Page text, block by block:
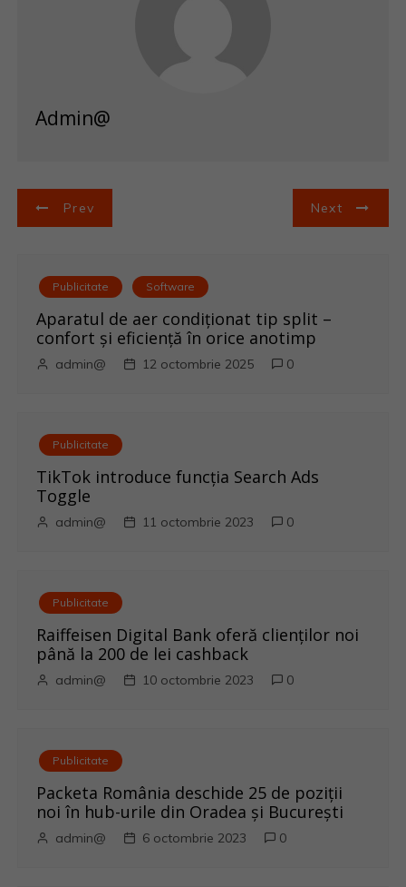
Admin@
N
Prev Next
Publicitate Software
Aparatul de aer condiționat tip split –
confort și eficiență în orice anotimp
admin@ 12 octombrie 2025 0
Publicitate
TikTok introduce funcția Search Ads
Toggle
admin@ 11 octombrie 2023 0
Publicitate
Raiffeisen Digital Bank oferă clienților noi
până la 200 de lei cashback
admin@ 10 octombrie 2023 0
Publicitate
Packeta România deschide 25 de poziții
noi în hub-urile din Oradea și București
admin@ 6 octombrie 2023 0